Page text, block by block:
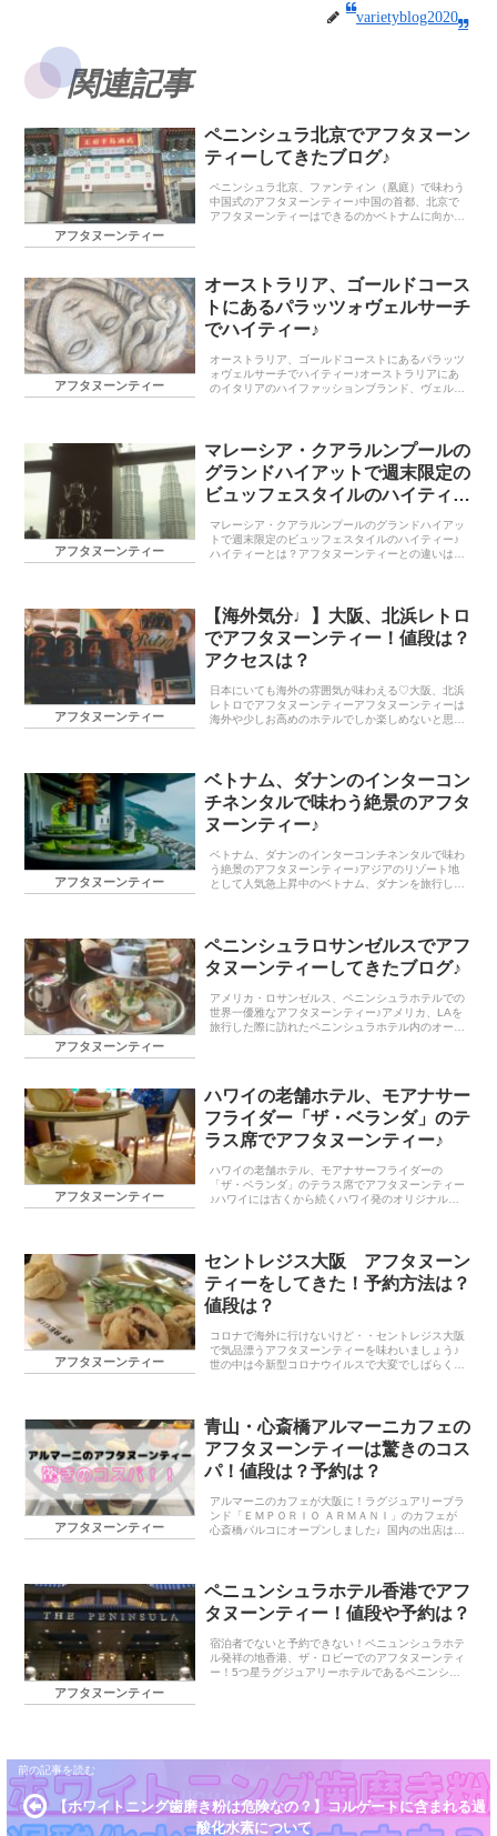
varietyblog2020
関連記事
アフタヌーンティー
ペニンシュラ北京でアフタヌーン
ティーしてきたブログ♪
ペニンシュラ北京、ファンティン（凰庭）で味わう
中国式のアフタヌーンティー♪中国の首都、北京で
アフタヌーンティーはできるのかベトナムに向かう
アフタヌーンティー
オーストラリア、ゴールドコース
トにあるパラッツォヴェルサーチ
でハイティー♪
オーストラリア、ゴールドコーストにあるパラッツ
ォヴェルサーチでハイティー♪オーストラリアにあ
のイタリアのハイファッションブランド、ヴェルサ
アフタヌーンティー
マレーシア・クアラルンプールの
グランドハイアットで週末限定の
ビュッフェスタイルのハイティー
マレーシア・クアラルンプールのグランドハイアッ
トで週末限定のビュッフェスタイルのハイティー♪
ハイティーとは？アフタヌーンティーとの違いは？
アフタヌーンティー
【海外気分♩】大阪、北浜レトロ
でアフタヌーンティー！値段は？
アクセスは？
日本にいても海外の雰囲気が味わえる♡大阪、北浜
レトロでアフタヌーンティーアフタヌーンティーは
海外や少しお高めのホテルでしか楽しめないと思っ
アフタヌーンティー
ベトナム、ダナンのインターコン
チネンタルで味わう絶景のアフタ
ヌーンティー♪
ベトナム、ダナンのインターコンチネンタルで味わ
う絶景のアフタヌーンティー♪アジアのリゾート地
として人気急上昇中のベトナム、ダナンを旅行した
アフタヌーンティー
ペニンシュラロサンゼルスでアフ
タヌーンティーしてきたブログ♪
アメリカ・ロサンゼルス、ペニンシュラホテルでの
世界一優雅なアフタヌーンティー♪アメリカ、LAを
旅行した際に訪れたペニンシュラホテル内のオープ
アフタヌーンティー
ハワイの老舗ホテル、モアナサー
フライダー「ザ・ベランダ」のテ
ラス席でアフタヌーンティー♪
ハワイの老舗ホテル、モアナサーフライダーの
「ザ・ベランダ」のテラス席でアフタヌーンティー
♪ハワイには古くから続くハワイ発のオリジナルブ
アフタヌーンティー
セントレジス大阪 アフタヌーン
ティーをしてきた！予約方法は？
値段は？
コロナで海外に行けないけど・・セントレジス大阪
で気品漂うアフタヌーンティーを味わいましょう♪
世の中は今新型コロナウイルスで大変でしばらく海
アフタヌーンティー
青山・心斎橋アルマーニカフェの
アフタヌーンティーは驚きのコス
パ！値段は？予約は？
アルマーニのカフェが大阪に！ラグジュアリーブラ
ンド「ＥＭＰＯＲＩＯ ＡＲＭＡＮＩ」のカフェが
心斎橋パルコにオープンしました♩国内の出店は青
アフタヌーンティー
ペニュンシュラホテル香港でアフ
タヌーンティー！値段や予約は？
宿泊者でないと予約できない！ペニュンシュラホテ
ル発祥の地香港、ザ・ロビーでのアフタヌーンティ
ー！5つ星ラグジュアリーホテルであるペニンシュ
【ホワイトニング歯磨き粉は危険なの？】コルゲートに含まれる過
酸化水素について